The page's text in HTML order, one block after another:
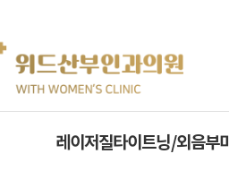
레이저질타이트닝/외음부